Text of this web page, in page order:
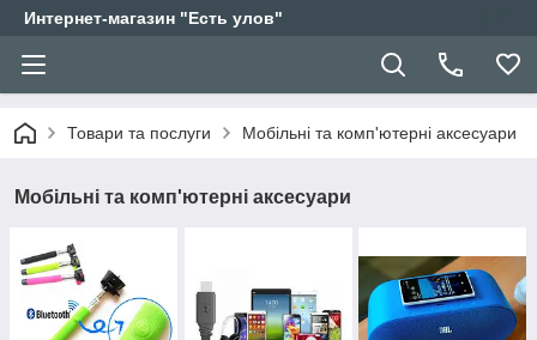
Интернет-магазин "Есть улов"
Товари та послуги Мобільні та комп'ютерні аксесуари
Мобільні та комп'ютерні аксесуари